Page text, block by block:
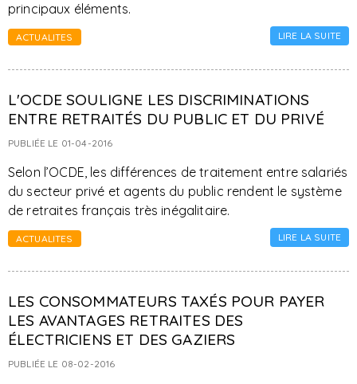
principaux éléments.
ACTUALITES LIRE LA SUITE
L'OCDE SOULIGNE LES DISCRIMINATIONS
ENTRE RETRAITÉS DU PUBLIC ET DU PRIVÉ
PUBLIÉE LE 01-04-2016
Selon l’OCDE, les différences de traitement entre salariés
du secteur privé et agents du public rendent le système
de retraites français très inégalitaire.
ACTUALITES LIRE LA SUITE
LES CONSOMMATEURS TAXÉS POUR PAYER
LES AVANTAGES RETRAITES DES
ÉLECTRICIENS ET DES GAZIERS
PUBLIÉE LE 08-02-2016